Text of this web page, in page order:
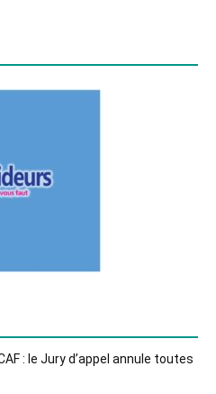
: le Jury d’appel annule toutes